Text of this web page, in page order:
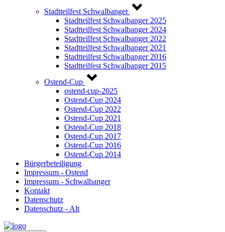
Stadtteilfest Schwalbanger
Stadtteilfest Schwalbanger 2025
Stadtteilfest Schwalbanger 2024
Stadtteilfest Schwalbanger 2022
Stadtteilfest Schwalbanger 2021
Stadtteilfest Schwalbanger 2016
Stadtteilfest Schwalbanger 2015
Ostend-Cup
ostend-cup-2025
Ostend-Cup 2024
Ostend-Cup 2022
Ostend-Cup 2021
Ostend-Cup 2018
Ostend-Cup 2017
Ostend-Cup 2016
Ostend-Cup 2014
Bürgerbeteiligung
Impressum - Ostend
Impressum - Schwalbanger
Kontakt
Datenschutz
Datenschutz - Alt